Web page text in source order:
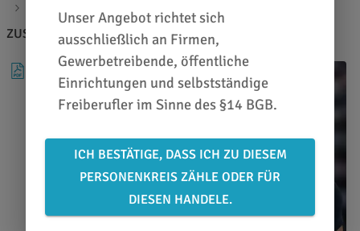
Materialstärke: 120µ
ZUSATZINFOS
DATENBLATT
BERATEN LASSEN
Unser Angebot richtet sich
ausschließlich an Firmen,
Gewerbetreibende, öffentliche
Einrichtungen und selbstständige
Freiberufler im Sinne des §14 BGB.
ICH BESTÄTIGE, DASS ICH ZU DIESEM
PERSONENKREIS ZÄHLE ODER FÜR
DIESEN HANDELE.